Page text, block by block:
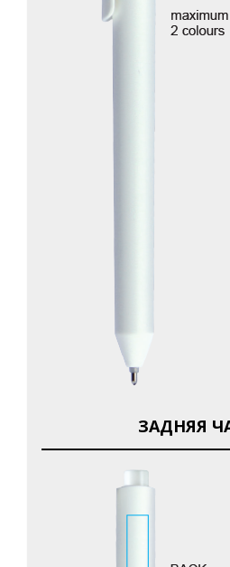
ЗАДНЯЯ